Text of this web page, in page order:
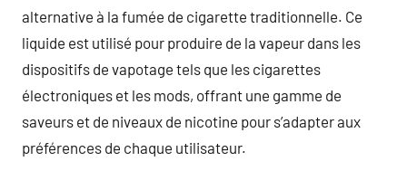
alternative à la fumée de cigarette traditionnelle. Ce
liquide est utilisé pour produire de la vapeur dans les
dispositifs de vapotage tels que les cigarettes
électroniques et les mods, offrant une gamme de
saveurs et de niveaux de nicotine pour s’adapter aux
préférences de chaque utilisateur.